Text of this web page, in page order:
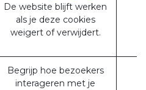
De website blijft werken
als je deze cookies
weigert of verwijdert.
Begrijp hoe bezoekers
interageren met je